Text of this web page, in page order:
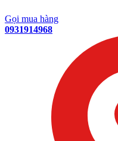
Gọi mua hàng
0931914968